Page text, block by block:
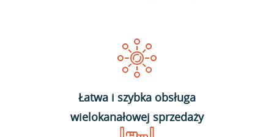
Łatwa i szybka obsługa
wielokanałowej sprzedaży